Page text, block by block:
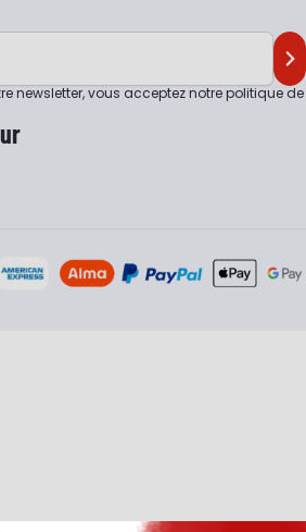
newsletter, vous acceptez notrepolitique de